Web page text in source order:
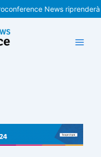
News riprenderà le